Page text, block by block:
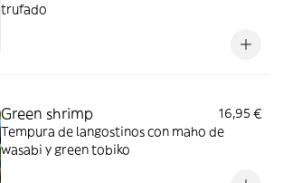
trufado
Green shrimp
16,95 €
Tempura de langostinos con maho de
wasabi y green tobiko